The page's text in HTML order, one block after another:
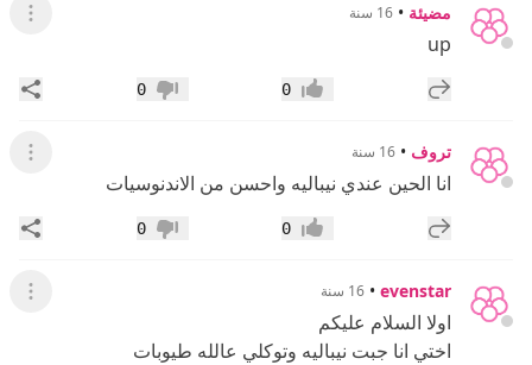
مضيئة • 16 سنة عرض
up
إضافة رد جديد إعجاب0 عدم إعجاب
0
تروف • 16 سنة عرض
انا الحين عندي نيباليه واحسن من الاندنوسيات
إضافة رد جديد إعجاب0 عدم إعجاب
0
evenstar
• 16 سنة عرض
اولا السلام عليكم
اختي انا جبت نيباليه وتوكلي عالله طيوبات